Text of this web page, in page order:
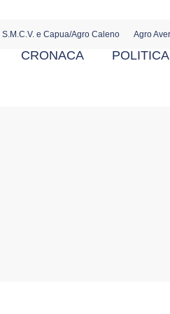
S.M.C.V. e Capua/Agro Caleno Agro
CRONACA POLITICA